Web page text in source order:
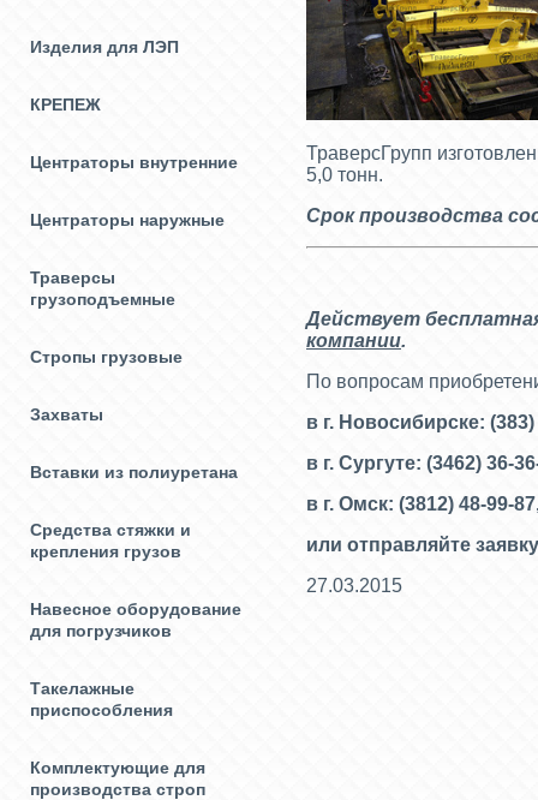
Изделия для ЛЭП
КРЕПЕЖ
Центраторы внутренние
Центраторы наружные
Траверсы
грузоподъемные
Стропы грузовые
Захваты
Вставки из полиуретана
Средства стяжки и
крепления грузов
Навесное оборудование
для погрузчиков
Такелажные
приспособления
Комплектующие для
производства строп
ТраверсГрупп
5,0 тонн.
Срок производства
Действует
компании.
По вопросам
в г. Новосибирске:
в г. Сургуте: (3462) 36-
в г. Омск: (3812) 48-99-
или отправляйте
27.03.2015